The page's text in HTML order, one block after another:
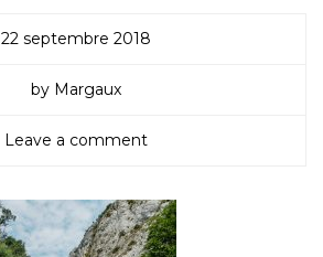
22 septembre 2018
by Margaux
Leave a comment